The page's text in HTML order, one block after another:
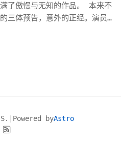
了傲慢与无知的作品。 本来不
三体预告，意外的正经。演员
| Powered byAstro